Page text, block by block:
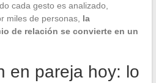
cada gesto es analizado,
miles de personas, la
de relación se convierte en un
en pareja hoy: lo